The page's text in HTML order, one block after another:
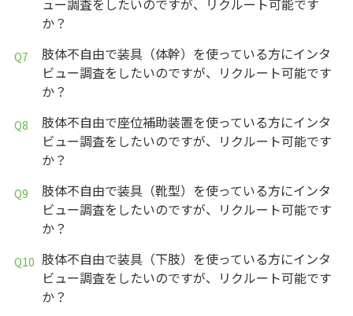
か？
肢体不自由で装具（体幹）を使っている方にインタ
ビュー調査をしたいのですが、リクルート可能です
か？
肢体不自由で座位補助装置を使っている方にインタ
ビュー調査をしたいのですが、リクルート可能です
か？
肢体不自由で装具（靴型）を使っている方にインタ
ビュー調査をしたいのですが、リクルート可能です
か？
肢体不自由で装具（下肢）を使っている方にインタ
ビュー調査をしたいのですが、リクルート可能です
か？